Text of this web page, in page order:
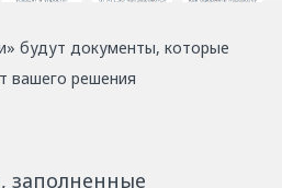
будут документы, которые
вашего решения
заполненные